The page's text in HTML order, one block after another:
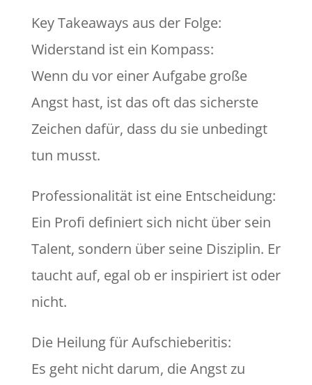
Key Takeaways aus der Folge:
Widerstand ist ein Kompass:
Wenn du vor einer Aufgabe große
Angst hast, ist das oft das sicherste
Zeichen dafür, dass du sie unbedingt
tun musst.
Professionalität ist eine Entscheidung:
Ein Profi definiert sich nicht über sein
Talent, sondern über seine Disziplin. Er
taucht auf, egal ob er inspiriert ist oder
nicht.
Die Heilung für Aufschieberitis:
Es geht nicht darum, die Angst zu